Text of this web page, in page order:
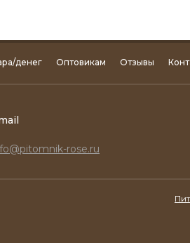
денег Оптовикам Отзывы
rose.ru